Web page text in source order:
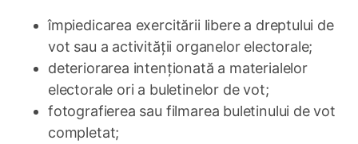
împiedicarea exercitării libere a dreptului de
vot sau a activității organelor electorale;
deteriorarea intenționată a materialelor
electorale ori a buletinelor de vot;
fotografierea sau filmarea buletinului de vot
completat;